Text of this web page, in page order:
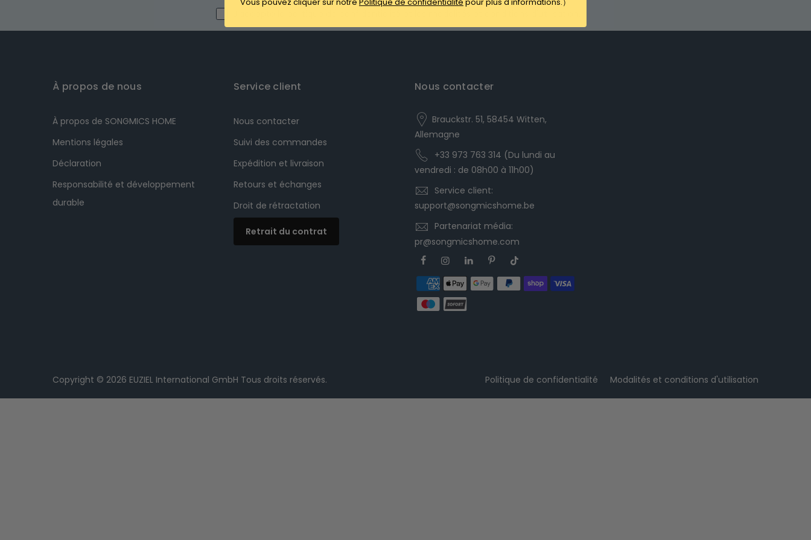
I agree with the privacy policy and the terms and conditions.
À propos de nous
À propos de SONGMICS HOME
Mentions légales
Déclaration
Responsabilité et développement
durable
Service client
Nous contacter
Suivi des commandes
Expédition et livraison
Retours et échanges
Droit de rétractation
Retrait du contrat
Nous contacter
Brauckstr. 51, 58454 Witten,
Allemagne
+33 973 763 314 (Du lundi au
vendredi : de 08h00 à 11h00)
Service client:
support@songmicshome.be
Partenariat média:
pr@songmicshome.com
Copyright © 2026 EUZIEL International GmbH Tous droits réservés. Politique de confidentialité Modalités et conditions d'utilisation